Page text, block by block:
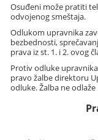
Osuđeni može pratiti
odvojenog smeštaja.
Odlukom upravnika
bezbednosti,
prava iz st. 1. i 2. ovog
Protiv odluke
pravo žalbe direktoru
odluke. Žalba ne